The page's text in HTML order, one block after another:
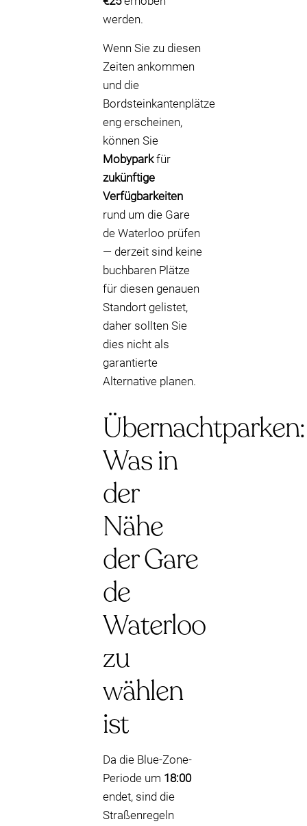
werden.
Wenn Sie zu diesen
Zeiten ankommen
und die
Bordsteinkantenplätze
eng erscheinen,
können Sie
Mobyparkfür
zukünftige
Verfügbarkeiten
rund um die Gare
de Waterloo prüfen
— derzeit sind keine
buchbaren Plätze
für diesen genauen
Standort gelistet,
daher sollten Sie
dies nicht als
garantierte
Alternative planen.
Übernachtparken:
Was in
der
Nähe
der Gare
de
Waterloo
zu
wählen
ist
Da die Blue-Zone-
Periode um 18:00
endet, sind die
Straßenregeln